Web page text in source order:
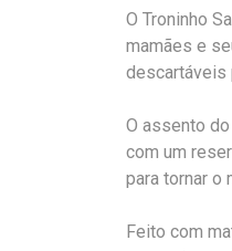
O Troninho
mamães e
descartáveis
O assento
com um
para tornar o
Feito com